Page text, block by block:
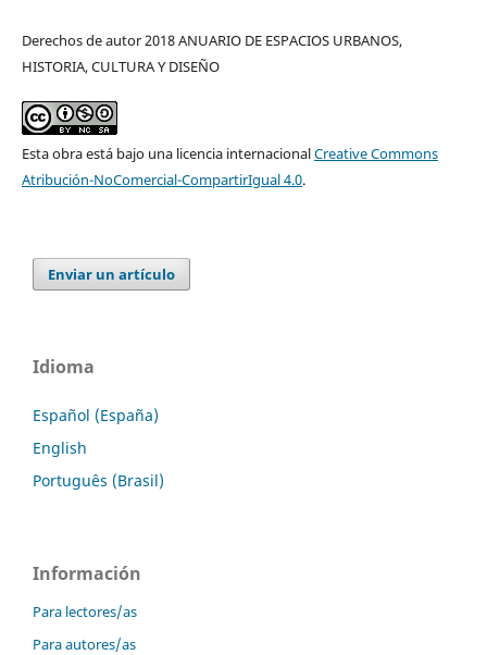
Derechos de autor 2018 ANUARIO DE ESPACIOS URBANOS,
HISTORIA, CULTURA Y DISEÑO
Esta obra está bajo una licencia internacionalCreative Commons
Atribución-NoComercial-CompartirIgual 4.0.
Enviar un artículo
Idioma
Español (España)
English
Português (Brasil)
Información
Para lectores/as
Para autores/as